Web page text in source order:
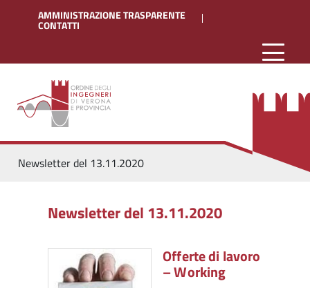
AMMINISTRAZIONE TRASPARENTE
CONTATTI
Newsletter del 13.11.2020
Newsletter del 13.11.2020
Offerte di lavoro
– Working